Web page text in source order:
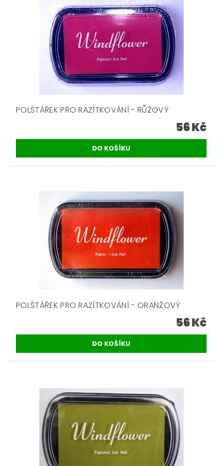
POLŠTÁŘEK PRO RAZÍTKOVÁNÍ - RŮŽOVÝ
56 Kč
POLŠTÁŘEK PRO RAZÍTKOVÁNÍ - ORANŽOVÝ
56 Kč